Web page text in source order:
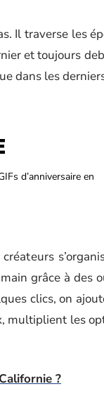
Il traverse les
et toujours
dans les
d’anniversaire en
grâce à des
clics, on
multiplient les
?